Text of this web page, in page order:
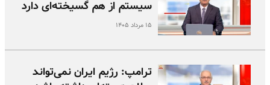
سیستم از هم گسیخته‌ای دارد
۱۵ مرداد ۱۴۰۵
ترامپ: رژیم ایران نمی‌تواند